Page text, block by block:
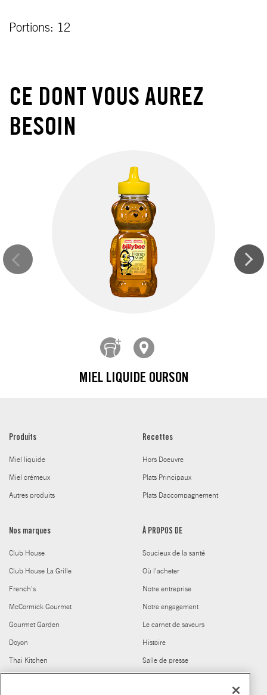
Portions: 12
CE DONT VOUS AUREZ
BESOIN
MIEL LIQUIDE OURSON
Produits
Miel liquide
Miel crémeux
Autres produits
Recettes
Hors Doeuvre
Plats Principaux
Plats Daccompagnement
Nos marques
Club House
Club House La Grille
French's
McCormick Gourmet
Gourmet Garden
Doyon
Thai Kitchen
À PROPOS DE
Soucieux de la santé
Où l'acheter
Notre entreprise
Notre engagement
Le carnet de saveurs
Histoire
Salle de presse